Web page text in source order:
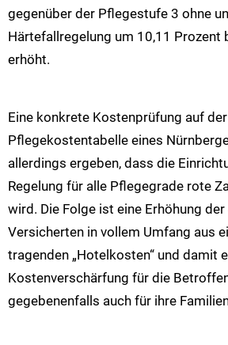
gegenüber der Pflegestufe 3 ohne
Härtefallregelung um 10,11 Prozent
erhöht.
Eine konkrete Kostenprüfung auf
Pflegekostentabelle eines
allerdings ergeben, dass die
Regelung für alle Pflegegrade rote
wird. Die Folge ist eine Erhöhung der
Versicherten in vollem Umfang aus
tragenden „Hotelkosten“ und damit
Kostenverschärfung für die
gegebenenfalls auch für ihre